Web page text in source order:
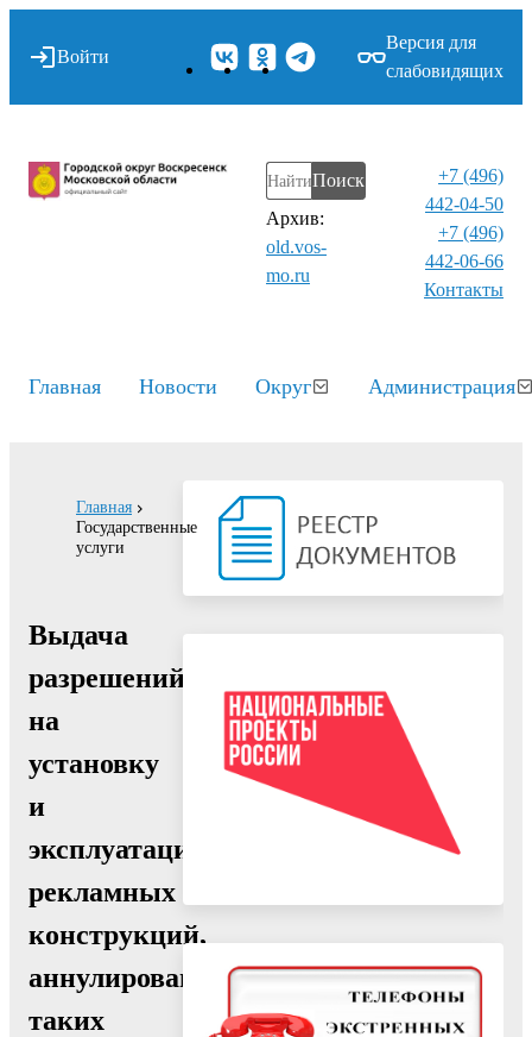
Войти
Версия для
слабовидящих
Поиск
Архив:
old.vos-
mo.ru
+7 (496)
442-04-50
+7 (496)
442-06-66
Контакты⁠
Главная Новости Округ Администрация
Главная
Государственные
услуги
Выдача
разрешений
на
установку
и
эксплуатацию
рекламных
конструкций,
аннулирование
таких